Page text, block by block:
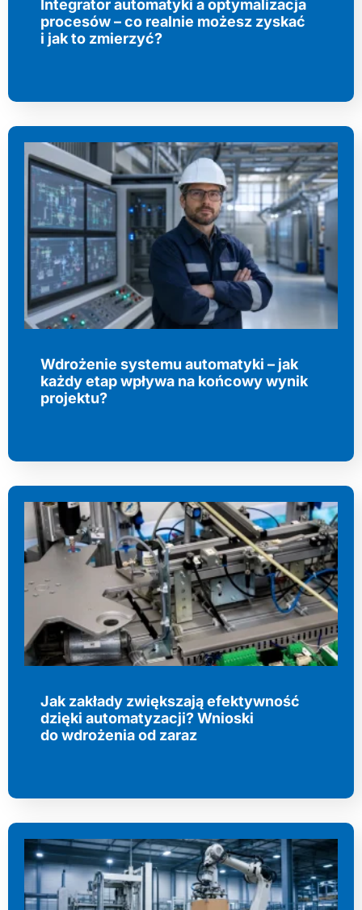
Integrator automatyki a optymalizacja
procesów – co realnie możesz zyskać
i jak to zmierzyć?
Wdrożenie systemu automatyki – jak
każdy etap wpływa na końcowy wynik
projektu?
Jak zakłady zwiększają efektywność
dzięki automatyzacji? Wnioski
do wdrożenia od zaraz